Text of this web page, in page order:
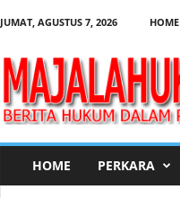
JUMAT, AGUSTUS 7, 2026 HOME
a
HOME PERKARA